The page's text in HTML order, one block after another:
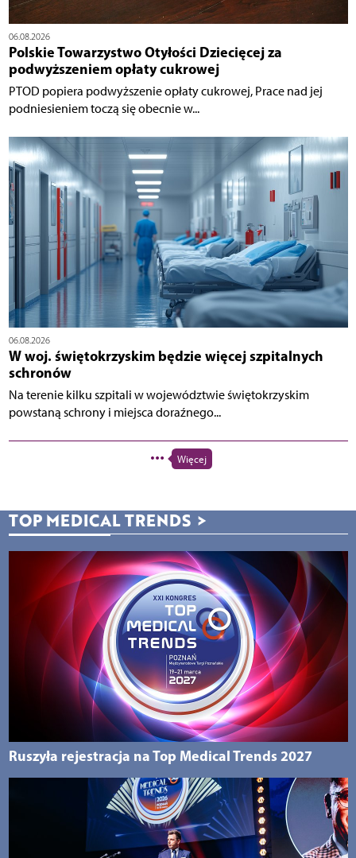
06.08.2026
Polskie Towarzystwo Otyłości Dziecięcej za
podwyższeniem opłaty cukrowej
PTOD popiera podwyższenie opłaty cukrowej, Prace nad jej
podniesieniem toczą się obecnie w...
06.08.2026
W woj. świętokrzyskim będzie więcej szpitalnych
schronów
Na terenie kilku szpitali w województwie świętokrzyskim
powstaną schrony i miejsca doraźnego...
Więcej
TOP MEDICAL TRENDS >
Ruszyła rejestracja na Top Medical Trends 2027